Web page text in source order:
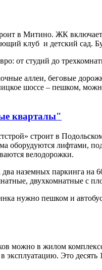
в Митино. ЖК
клуб и детский сад.
от студий до
аллеи, беговые
шоссе – пешком,
кварталы"
строит в
оборудуются лифтами,
велодорожки.
наземных паркинга
двухкомнатные с
нужно пешком и
можно в жилом
в эксплуатацию. Это